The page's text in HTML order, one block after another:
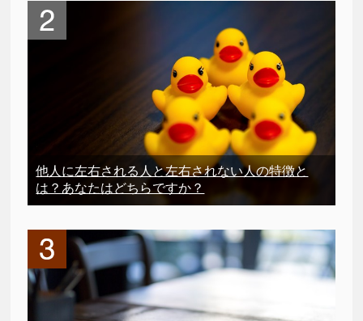
他人に左右される人と左右されない人の特徴と
は？あなたはどちらですか？